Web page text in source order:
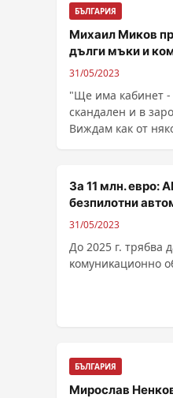
БЪЛГАРИЯ
Михаил Миков
дълги мъки и
31/05/2023
"Ще има кабинет -
скандален и в
Виждам как от
За 11 млн. евро:
бeзпилoтни
31/05/2023
Дo 2025 г. тpябвa
ĸoмyниĸaциoннo
БЪЛГАРИЯ
Мирослав